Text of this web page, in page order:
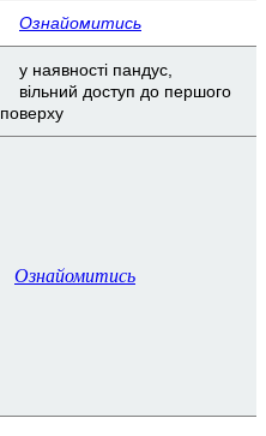
Ознайомитись
у наявності пандус,
вільний доступ до першого
поверху
Ознайомитись